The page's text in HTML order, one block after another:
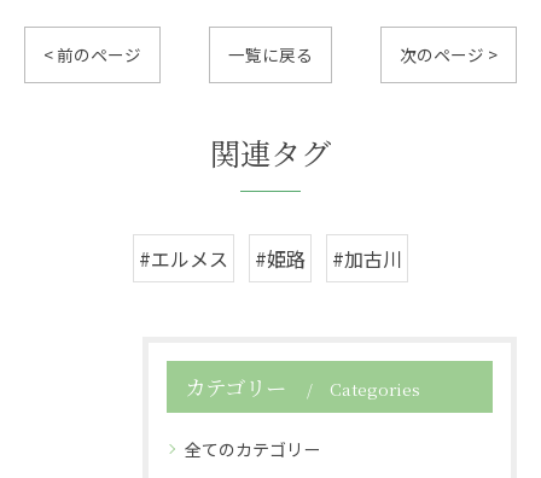
< 前のページ 一覧に戻る 次のページ >
関連タグ
#エルメス #姫路 #加古川
カテゴリー Categories
全てのカテゴリー